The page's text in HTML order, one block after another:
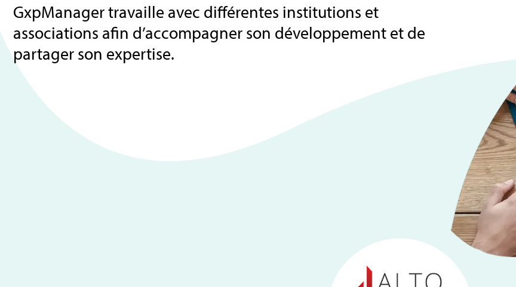
GxpManager travaille avec différentes institutions et
associations afin d’accompagner son développement et de
partager son expertise.